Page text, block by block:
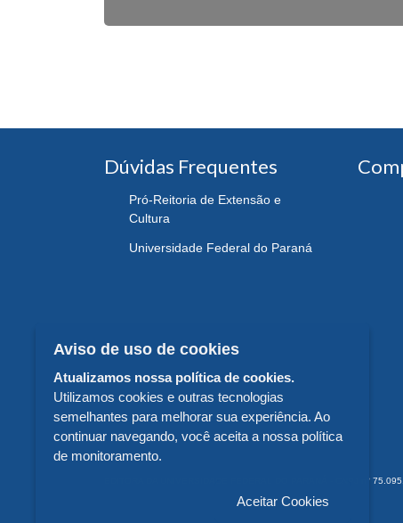
Dúvidas Frequentes
Pró-Reitoria de Extensão e
Cultura
Universidade Federal do Paraná
EDITORA DA UNIVERSIDADE FEDERAL DO PARANÁ - CNPJ n°
Aviso de uso de cookies
Atualizamos nossa política de cookies.
Utilizamos cookies e outras tecnologias
semelhantes para melhorar sua experiência. Ao
continuar navegando, você aceita a nossa política
de monitoramento.
Aceitar Cookies